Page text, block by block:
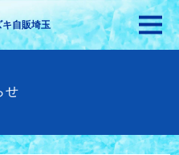
自販埼玉
せ